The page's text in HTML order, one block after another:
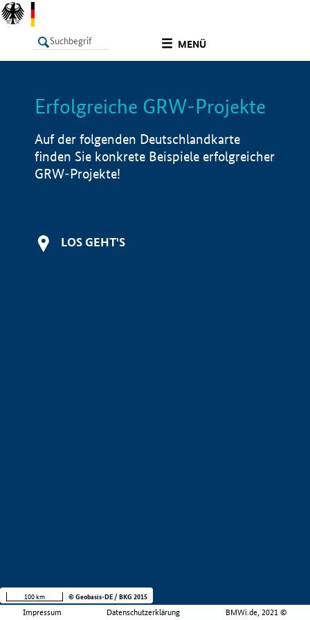
MENÜ
LISTE Info
Erfolgreiche GRW-Projekte
Auf der folgenden Deutschlandkarte
finden Sie konkrete Beispiele erfolgreicher
GRW-Projekte!
LOS GEHT'S
Impressum Datenschutzerklärung BMWi.de, 2021 ©
100 km © Geobasis-DE / BKG 2015